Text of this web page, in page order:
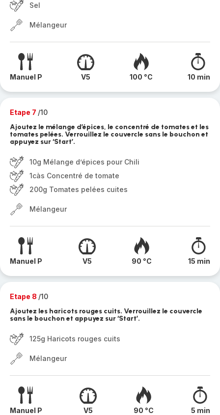
Sel
Mélangeur
Manuel P V5 100 °C 10 min
Etape 7 /10
Ajoutez le mélange d’épices, le concentré de tomates et les
tomates pelées. Verrouillez le couvercle sans le bouchon et
appuyez sur ‘Start’.
10g Mélange d’épices pour Chili
1càs Concentré de tomate
200g Tomates pelées cuites
Mélangeur
Manuel P V5 90 °C 15 min
Etape 8 /10
Ajoutez les haricots rouges cuits. Verrouillez le couvercle
sans le bouchon et appuyez sur ‘Start’.
125g Haricots rouges cuits
Mélangeur
Manuel P V5 90 °C 5 min